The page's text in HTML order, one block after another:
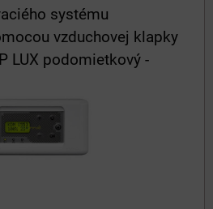
systému
vzduchovej klapky
LUX podomietkový -